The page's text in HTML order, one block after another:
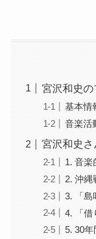
宮沢和史
基本情
音楽活
宮沢和史
1. 音楽
2. 沖縄
3. 「島
4. 「借
5. 30